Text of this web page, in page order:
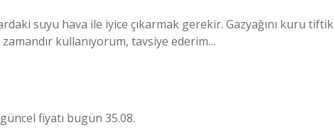
suyu hava ile iyice çıkarmak gerekir. Gazyağını kuru tiftik
kullanıyorum, tavsiye ederim…
fiyatı bugün 35.08.